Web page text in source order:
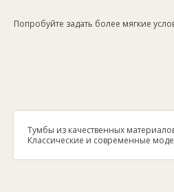
Попробуйте задать более мягкие
Тумбы из качественных
Классические и современные